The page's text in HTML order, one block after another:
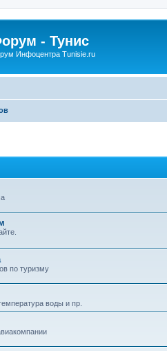
- Тунис
Инфоцентра Tunisie.ru
по туризму
воды и пр.